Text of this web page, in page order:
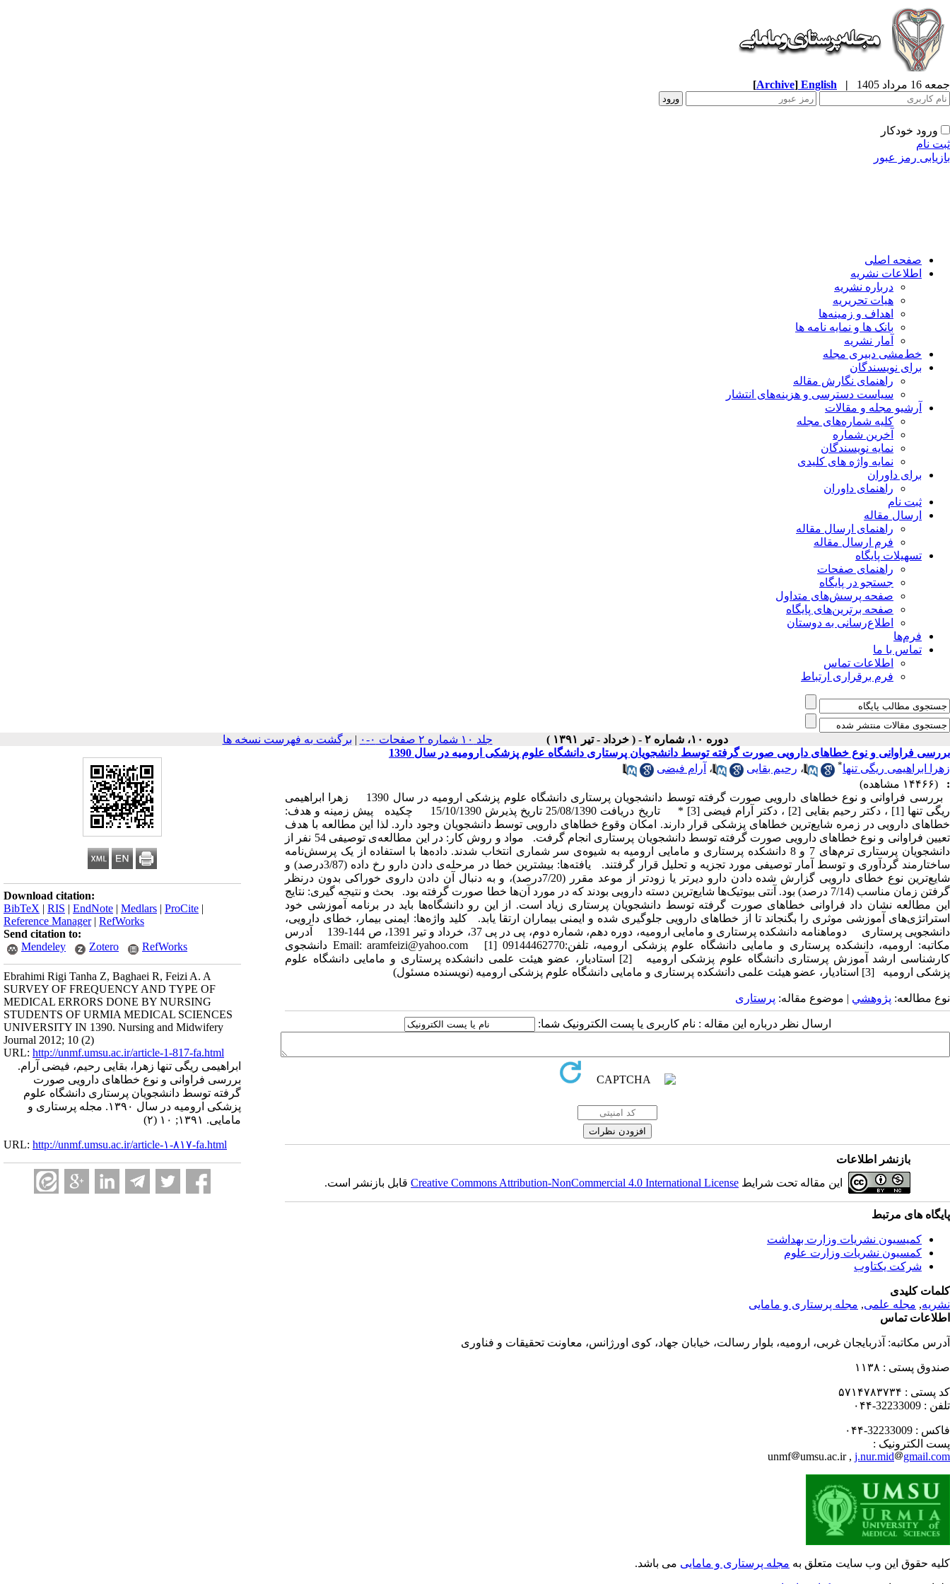
جمعه 16 مرداد 1405 |
English
[Archive]
ورود خودکار
ثبت نام
بازیابی رمز عبور
صفحه اصلی
اطلاعات نشریه
درباره نشریه
هیات تحریریه
اهداف و زمینه‌ها
بانک ها و نمایه نامه ها
آمار نشریه
خط‌مشی دبیری مجله
برای نویسندگان
راهنمای نگارش مقاله
سیاست دسترسی و هزینه‌های انتشار
آرشیو مجله و مقالات
کلیه شماره‌های مجله
آخرین شماره
نمایه نویسندگان
نمایه واژه های کلیدی
برای داوران
راهنمای داوران
ثبت نام
ارسال مقاله
راهنمای ارسال مقاله
فرم ارسال مقاله
تسهیلات پایگاه
راهنمای صفحات
جستجو در پایگاه
صفحه پرسش‌های متداول
صفحه برترین‌های پایگاه
اطلاع‌رسانی به دوستان
فرم‌ها
تماس با ما
اطلاعات تماس
فرم برقراری ارتباط
دوره ۱۰، شماره ۲ - ( خرداد - تیر ۱۳۹۱ ) جلد ۱۰ شماره ۲ صفحات ۰-۰ | برگشت به فهرست نسخه ها
Download citation:
BibTeX | RIS | EndNote | Medlars | ProCite |
Reference Manager| RefWorks
Send citation to:
Mendeley
Zotero RefWorks
Ebrahimi Rigi Tanha Z, Baghaei R, Feizi A. A
SURVEY OF FREQUENCY AND TYPE OF
MEDICAL ERRORS DONE BY NURSING
STUDENTS OF URMIA MEDICAL SCIENCES
UNIVERSITY IN 1390. Nursing and Midwifery
Journal 2012; 10 (2)
URL: http://unmf.umsu.ac.ir/article-1-817-fa.html
ابراهیمی ریگی تنها زهرا، بقایی رحیم، فیضی آرام.
بررسی فراوانی و نوع خطاهای دارویی صورت
گرفته توسط دانشجویان پرستاری دانشگاه علوم
پزشکی ارومیه در سال ۱۳۹۰. مجله پرستاری و
مامایی. ۱۳۹۱; ۱۰ (۲)
URL: http://unmf.umsu.ac.ir/article-۱-۸۱۷-fa.html
بررسی فراوانی و نوع خطاهای دارویی صورت گرفته توسط دانشجویان پرستاری دانشگاه علوم پزشکی ارومیه در سال 1390
زهرا ابراهیمی ریگی تنها* ، رحیم بقایی ، آرام فیضی
:
(۱۴۴۶۶ مشاهده)
بررسی فراوانی و نوع خطاهای دارویی صورت گرفته توسط دانشجویان پرستاری دانشگاه علوم پزشکی ارومیه در سال 1390 زهرا ابراهیمی
ریگی تنها [1] ، دکتر رحیم بقایی [2] ، دکتر آرام فیضی [3] * تاریخ دریافت 25/08/1390 تاریخ پذیرش 15/10/1390 چکیده پیش زمینه و هدف:
خطاهای دارویی در زمره شایع‌ترین خطاهای پزشکی قرار دارند. امکان وقوع خطاهای دارویی توسط دانشجویان وجود دارد. لذا این مطالعه با هدف
تعیین فراوانی و نوع خطاهای دارویی صورت گرفته توسط دانشجویان پرستاری انجام گرفت. مواد و روش کار: در این مطالعه‌ی توصیفی 54 نفر از
دانشجویان پرستاری ترم‌های 7 و 8 دانشکده پرستاری و مامایی ارومیه به شیوه‌ی سر شماری انتخاب شدند. داده‌ها با استفاده از یک پرسش‌نامه
ساختارمند گردآوری و توسط آمار توصیفی مورد تجزیه و تحلیل قرار گرفتند. یافته‌ها: بیشترین خطا در مرحله‌ی دادن دارو رخ داده (3/87درصد) و
شایع‌ترین نوع خطای دارویی گزارش شده دادن دارو دیرتر یا زودتر از موعد مقرر (7/20درصد)، و به دنبال آن دادن داروی خوراکی بدون درنظر
گرفتن زمان مناسب (7/14 درصد) بود. آنتی بیوتیک‌ها شایع‌ترین دسته دارویی بودند که در مورد آن‌ها خطا صورت گرفته بود. بحث و نتیجه گیری: نتایج
این مطالعه نشان داد فراوانی خطاهای صورت گرفته توسط دانشجویان پرستاری زیاد است. از این رو دانشگاه‌ها باید در برنامه آموزشی خود
استراتژی‌های آموزشی موثری را بگنجاند تا از خطاهای دارویی جلوگیری شده و ایمنی بیماران ارتقا یابد. کلید واژه‌ها: ایمنی بیمار، خطای دارویی،
دانشجویی پرستاری دوماهنامه دانشکده پرستاری و مامایی ارومیه، دوره دهم، شماره دوم، پی در پی 37، خرداد و تیر 1391، ص 144-139 آدرس
مکاتبه: ارومیه، دانشکده پرستاری و مامایی دانشگاه علوم پزشکی ارومیه، تلفن:09144462770 Email: aramfeizi@yahoo.com [1] دانشجوی
کارشناسی ارشد آموزش پرستاری دانشگاه علوم پزشکی ارومیه [2] استادیار، عضو هیئت علمی دانشکده پرستاری و مامایی دانشگاه علوم
پزشکی ارومیه [3] استادیار، عضو هیئت علمی دانشکده پرستاری و مامایی دانشگاه علوم پزشکی ارومیه (نویسنده مسئول)
نوع مطالعه: پژوهشي | موضوع مقاله: پرستاری
ارسال نظر درباره این مقاله : نام کاربری یا پست الکترونیک شما:
بازنشر اطلاعات
این مقاله تحت شرایط Creative Commons Attribution-NonCommercial 4.0 International Licenseقابل بازنشر است.
پایگاه های مرتبط
کمیسیون نشریات وزارت بهداشت
کمسیون نشریات وزارت علوم
شرکت یکتاوب
کلمات کلیدی
نشریه, مجله علمی, مجله پرستاری و مامایی
اطلاعات تماس
آدرس مکاتبه: آذربایجان غربی، ارومیه، بلوار رسالت، خیابان جهاد، کوی اورژانس، معاونت تحقیقات و فناوری
صندوق پستی : ۱۱۳۸
کد پستی : ۵۷۱۴۷۸۳۷۳۴
تلفن : 32233009-۰۴۴
فاکس : 32233009-۰۴۴
پست الکترونیک :
unmf
umsu.ac.ir , j.nur.mid gmail.com
کلیه حقوق این وب سایت متعلق به مجله پرستاری و مامایی می باشد.